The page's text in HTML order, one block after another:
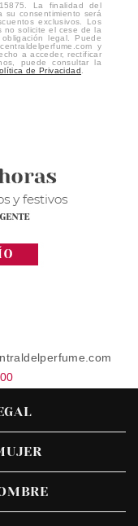
La finalidad del
consentimiento será
exclusivos. Los
no solicite el cese de la
legal. Puede
y
a acceder, rectificar
puede consultar la
de Privacidad